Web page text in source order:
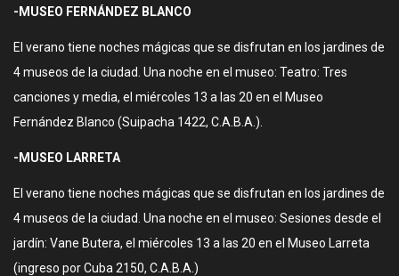
-MUSEO FERNÁNDEZ BLANCO
El verano tiene noches mágicas que se disfrutan en los jardines de
4 museos de la ciudad. Una noche en el museo: Teatro: Tres
canciones y media, el miércoles 13 a las 20 en el Museo
Fernández Blanco (Suipacha 1422, C.A.B.A.).
-MUSEO LARRETA
El verano tiene noches mágicas que se disfrutan en los jardines de
4 museos de la ciudad. Una noche en el museo: Sesiones desde el
jardín: Vane Butera, el miércoles 13 a las 20 en el Museo Larreta
(ingreso por Cuba 2150, C.A.B.A.)